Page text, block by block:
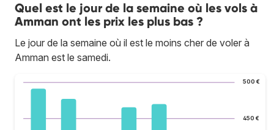
Quel est le jour de la semaine où les vols à
Amman ont les prix les plus bas ?
Le jour de la semaine où il est le moins cher de voler à
Amman est le samedi.
450 €
500 €